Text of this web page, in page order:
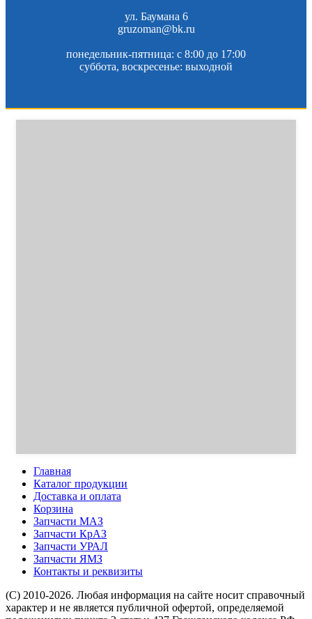
ул. Баумана 6
gruzoman@bk.ru
понедельник-пятница: c 8:00 до 17:00
суббота, воскресенье: выходной
Главная
Каталог продукции
Доставка и оплата
Корзина
Запчасти МАЗ
Запчасти КрАЗ
Запчасти УРАЛ
Запчасти ЯМЗ
Контакты и реквизиты
(C) 2010-2026. Любая информация на сайте носит справочный
характер и не является публичной офертой, определяемой